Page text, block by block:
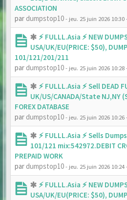
ASSOCIATION
par dumpstop10- jeu. 25 juin 2026 10:30
⚡ FULLL.Asia ⚡ NEW
USA/UK/EU(PRICE: $50),
101/121/201/211
par dumpstop10- jeu. 25 juin 2026 10:28
⚡ FULLL.Asia ⚡ Sell DEAD
UK/US/CANADA/State NJ,NY
FOREX DATABASE
par dumpstop10- jeu. 25 juin 2026 10:26
⚡ FULLL.Asia ⚡ Sells
101/121 mix:542972.DEBIT
PREPAID WORK
par dumpstop10- jeu. 25 juin 2026 10:24
⚡ FULLL.Asia ⚡ NEW
USA/UK/EU(PRICE: $50),